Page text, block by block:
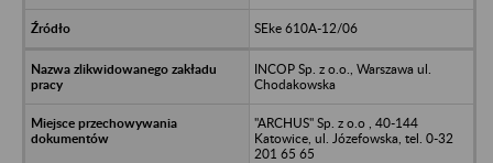
SEke 610A-12/06
INCOP Sp. z o.o., Warszawa ul.
Chodakowska
"ARCHUS" Sp. z o.o , 40-144
Katowice, ul. Józefowska, tel. 0-32
201 65 65